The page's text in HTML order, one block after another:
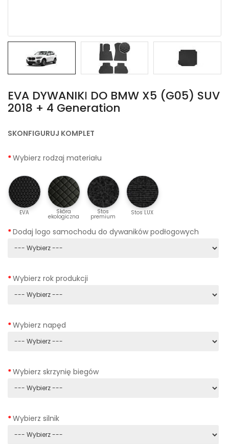
EVA DYWANIKІ DO BMW X5 (G05) SUV
2018 + 4 Generation
SKONFIGURUJ KOMPLET
Wybierz rodzaj materiału
EVA Skóra
ekologiczna
Stos
premium
Stos LUX
Dodaj logo samochodu do dywaników podłogowych
Wybierz rok produkcji
Wybierz napęd
Wybierz skrzynię biegów
Wybierz silnik